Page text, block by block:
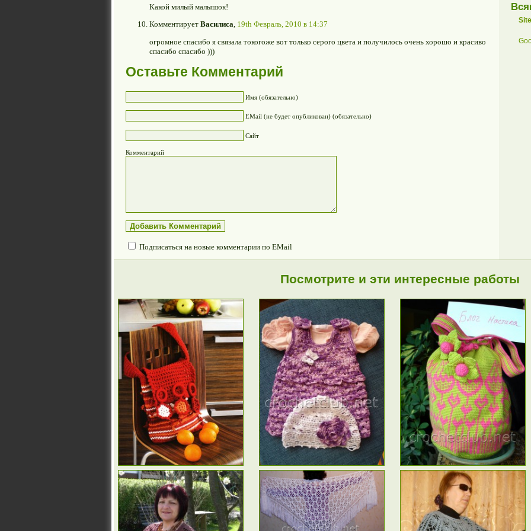
Какой милый малышок!
Комментирует Василиса, 19th Февраль, 2010 в 14:37
огромное спасибо я связала токогоже вот только серого цвета и получилось очень хорошо и красиво
спасибо спасибо )))
Оставьте Комментарий
Имя (обязательно)
EMail (не будет опубликован) (обязательно)
Сайт
Комментарий
Подписаться на новые комментарии по EMail
Посмотрите и эти интересные работы